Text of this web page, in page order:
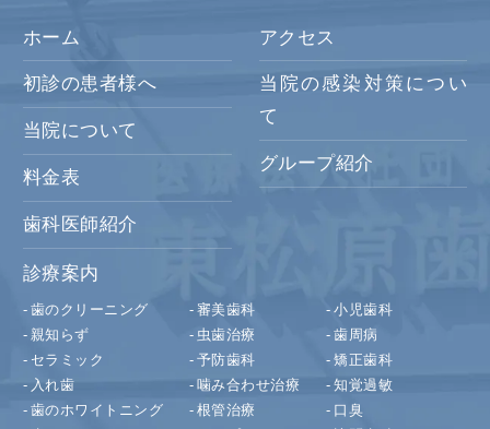
ホーム
初診の患者様へ
当院について
料金表
歯科医師紹介
アクセス
当院の感染対策につい
て
グループ紹介
診療案内
歯のクリーニング
親知らず
セラミック
入れ歯
歯のホワイトニング
審美歯科
虫歯治療
予防歯科
噛み合わせ治療
根管治療
小児歯科
歯周病
矯正歯科
知覚過敏
口臭